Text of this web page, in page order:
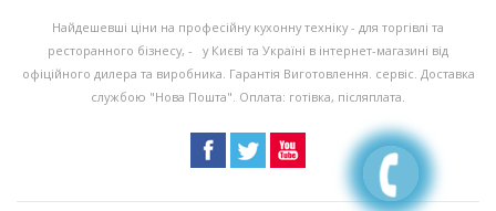
Найдешевші ціни на професійну кухонну техніку - для торгівлі та
ресторанного бізнесу, - у Києві та Україні в інтернет-магазині від
офіційного дилера та виробника. Гарантія Виготовлення. сервіс. Доставка
службою "Нова Пошта". Оплата: готівка, післяплата.